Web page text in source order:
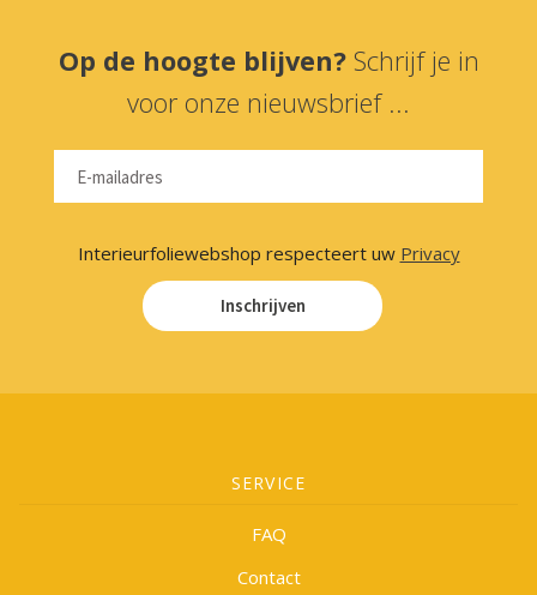
Op de hoogte blijven? Schrijf je in
voor onze nieuwsbrief ...
Interieurfoliewebshop respecteert uw Privacy
Inschrijven
SERVICE
FAQ
Contact